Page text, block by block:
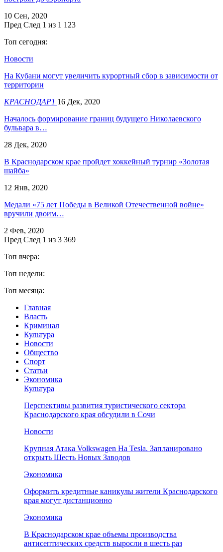
10 Сен, 2020
Пред След 1 из 1 123
Топ сегодня:
Новости
На Кубани могут увеличить курортный сбор в зависимости от
территории
КРАСНОДАР1 16 Дек, 2020
Началось формирование границ будущего Николаевского
бульвара в…
28 Дек, 2020
В Краснодарском крае пройдет хоккейный турнир «Золотая
шайба»
12 Янв, 2020
Медали «75 лет Победы в Великой Отечественной войне»
вручили двоим…
2 Фев, 2020
Пред След 1 из 3 369
Топ вчера:
Топ недели:
Топ месяца:
Главная
Власть
Криминал
Культура
Новости
Общество
Спорт
Статьи
Экономика
Культура
Перспективы развития туристического сектора
Краснодарского края обсудили в Сочи
Новости
Крупная Атака Volkswagen На Tesla. Запланировано
открыть Шесть Новых Заводов
Экономика
Оформить кредитные каникулы жители Краснодарского
края могут дистанционно
Экономика
В Краснодарском крае объемы производства
антисептических средств выросли в шесть раз